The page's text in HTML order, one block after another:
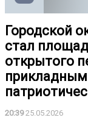
Городской
стал
открытого
20:3925.05.2026